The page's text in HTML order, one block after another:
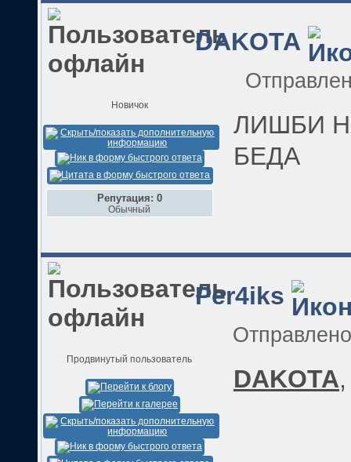
DAKOTA
Новичок
Репутация: 0
Обычный
ЛИШБИ
БЕДА
Per4iks
Продвинутый пользователь
DAKOTA